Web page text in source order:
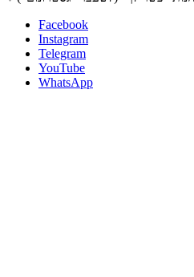
Facebook
Instagram
Telegram
YouTube
WhatsApp